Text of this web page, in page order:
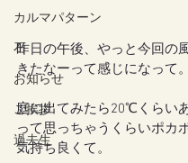
カルマパターン
石
お知らせ
ご挨拶
過去生
昨日の午後、やっと今回の
きたなーって感じになって。
庭に出てみたら20℃くらい
って思っちゃうくらいポカ
気持ち良くて。